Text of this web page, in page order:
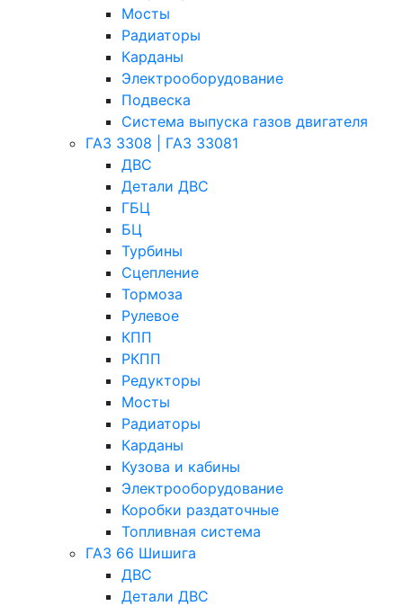
Мосты
Радиаторы
Карданы
Электрооборудование
Подвеска
Система выпуска газов двигателя
ГАЗ 3308 | ГАЗ 33081
ДВС
Детали ДВС
ГБЦ
БЦ
Турбины
Сцепление
Тормоза
Рулевое
КПП
РКПП
Редукторы
Мосты
Радиаторы
Карданы
Кузова и кабины
Электрооборудование
Коробки раздаточные
Топливная система
ГАЗ 66 Шишига
ДВС
Детали ДВС